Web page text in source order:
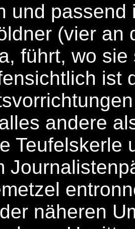
und
(vier an
führt, wo
ist
andere
Teufelskerle
näheren